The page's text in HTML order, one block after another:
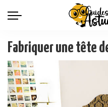
Fabriquer une tête